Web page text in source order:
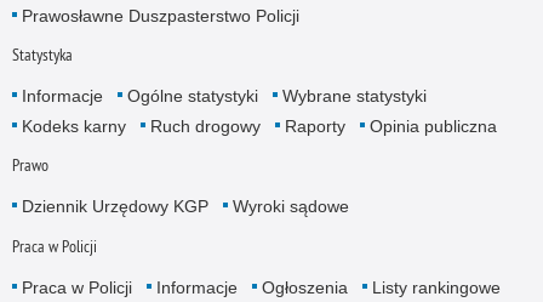
Prawosławne Duszpasterstwo Policji
Statystyka
Informacje Ogólne statystyki
Wybrane statystyki
Kodeks karny
Ruch drogowy Raporty Opinia publiczna
Prawo
Dziennik Urzędowy KGP Wyroki sądowe
Praca w Policji
Praca w Policji Informacje Ogłoszenia
Listy rankingowe